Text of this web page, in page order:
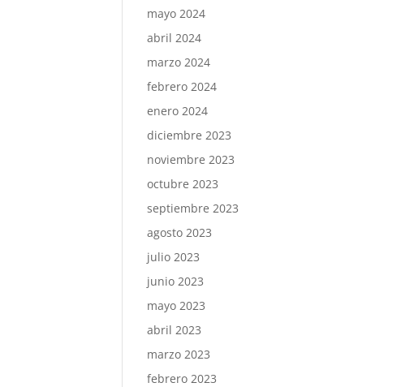
mayo 2024
abril 2024
marzo 2024
febrero 2024
enero 2024
diciembre 2023
noviembre 2023
octubre 2023
septiembre 2023
agosto 2023
julio 2023
junio 2023
mayo 2023
abril 2023
marzo 2023
febrero 2023